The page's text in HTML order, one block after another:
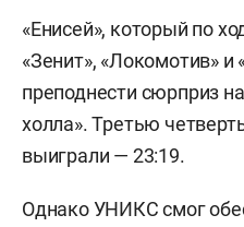
«Енисей», который по
«Зенит», «Локомотив»
преподнести сюрприз
холла». Третью
выиграли — 23:19.
Однако УНИКС смог